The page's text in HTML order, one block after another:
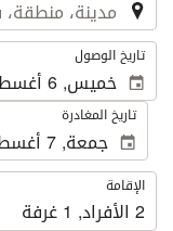
. تاريخ الوصول
تاريخ المغادرة
الإقامة
الإقامة
2 الأفراد,
1غرفة